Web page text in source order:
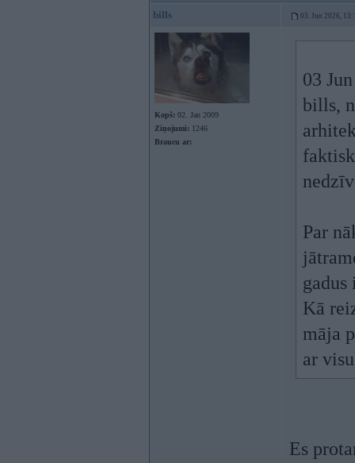
bills 03. Jun 2026,
Kopš: 02. Jan 2009
Ziņojumi: 1246
Braucu ar:
03
bills,
Par
Kā
māja
ar
Es